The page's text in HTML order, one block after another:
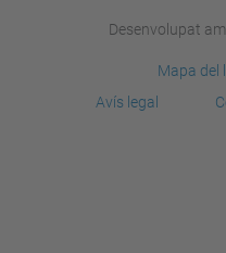
Desenvolupat
Mapa del
Avís legal